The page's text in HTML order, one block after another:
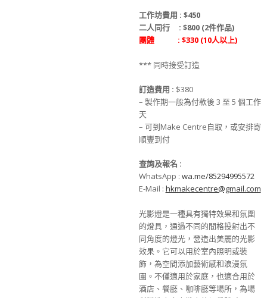
工作坊費用 : $450
二人同行 : $800 (2件作品)
團體 : $330 (10人以上)
*** 同時接受訂造
訂造費用 : $380
– 製作期一般為付款後 3 至 5 個工作
天
– 可到Make Centre自取，或安排寄
順豐到付
查詢及報名 :
WhatsApp : wa.me/85294995572
E-Mail : hkmakecentre@gmail.com
光影燈是一種具有獨特效果和氛圍
的燈具， 通過不同的間格投射出不
同角度的燈光，營造出美麗的光影
效果。 它可以用於室內照明或裝
飾，為空間添加藝術感和浪漫氛
圍。 不僅適用於家庭，也適合用於
酒店、餐廳、咖啡廳等場所， 為場